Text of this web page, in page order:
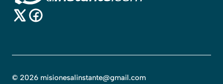
© 2026 misionesalinstante@gmail.com